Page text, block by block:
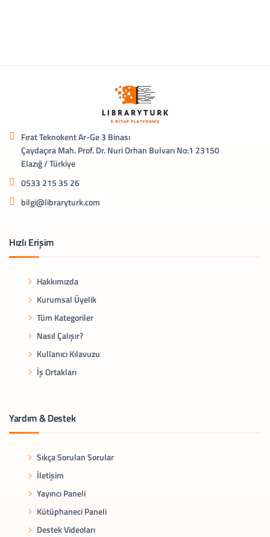
Fırat Teknokent Ar-Ge 3 Binası
Çaydaçıra Mah. Prof. Dr. Nuri Orhan Bulvarı No:1 23150
Elazığ / Türkiye
0533 215 35 26
bilgi@libraryturk.com
Hızlı Erişim
Hakkımızda
Kurumsal Üyelik
Tüm Kategoriler
Nasıl Çalışır?
Kullanıcı Kılavuzu
İş Ortakları
Yardım & Destek
Sıkça Sorulan Sorular
İletişim
Yayıncı Paneli
Kütüphaneci Paneli
Destek Videoları